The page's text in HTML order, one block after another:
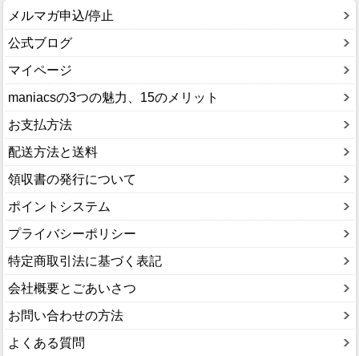
メルマガ申込/停止
公式ブログ
マイページ
maniacsの3つの魅力、15のメリット
お支払方法
配送方法と送料
領収書の発行について
ポイントシステム
プライバシーポリシー
特定商取引法に基づく表記
会社概要とごあいさつ
お問い合わせの方法
よくある質問